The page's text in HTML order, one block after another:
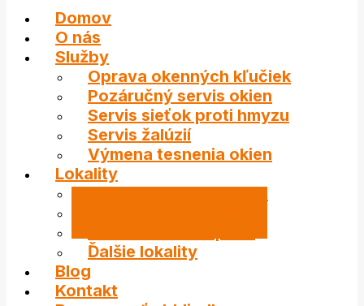
Domov
O nás
Služby
Oprava okenných kľučiek
Pozáručný servis okien
Servis sieťok proti hmyzu
Servis žalúzií
Výmena tesnenia okien
Lokality
Servis okien Bratislava
Ďalšie lokality
Blog
Kontakt